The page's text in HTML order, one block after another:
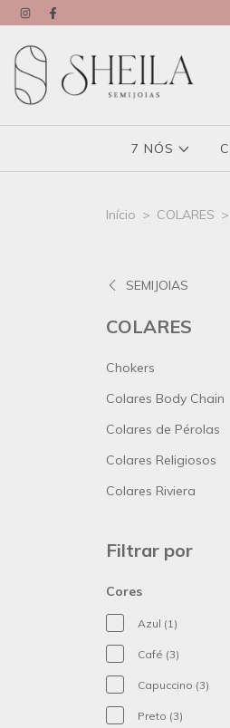
GRÁTIS*
7 NÓS
Início > COLARES >
SEMIJOIAS
COLARES
Chokers
Colares Body Chain
Colares de Pérolas
Colares Religiosos
Colares Riviera
Filtrar por
Cores
Azul (1)
Café (3)
Capuccino (3)
Preto (3)